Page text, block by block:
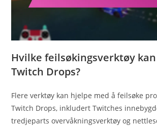
Hvilke feilsøkingsverktøy
Twitch Drops?
Flere verktøy kan hjelpe med å feilsøke
Twitch Drops, inkludert Twitches
tredjeparts overvåkningsverktøy og